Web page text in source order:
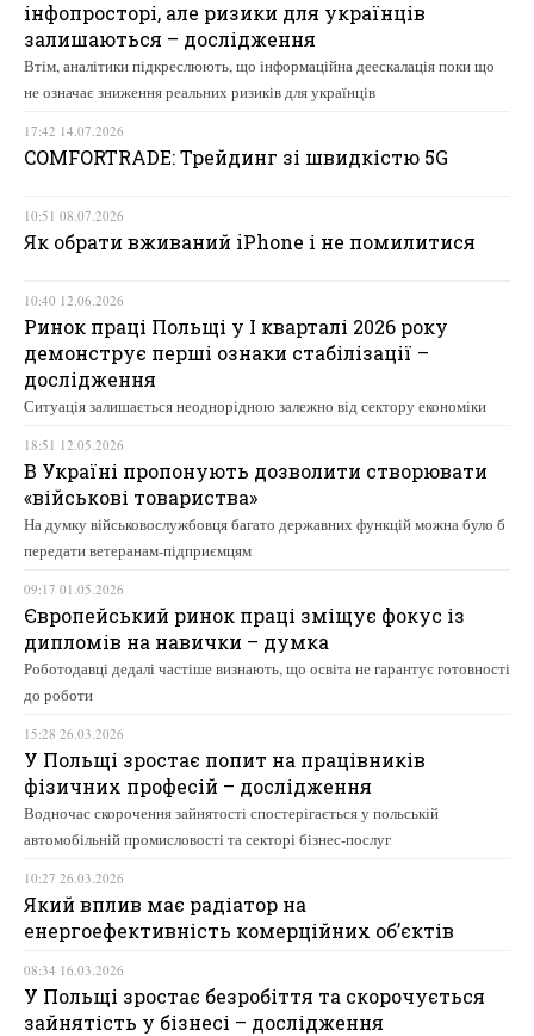
інфопросторі, але ризики для українців
залишаються – дослідження
Втім, аналітики підкреслюють, що інформаційна деескалація поки що
не означає зниження реальних ризиків для українців
17:42 14.07.2026
COMFORTRADE: Трейдинг зі швидкістю 5G
10:51 08.07.2026
Як обрати вживаний iPhone і не помилитися
10:40 12.06.2026
Ринок праці Польщі у І кварталі 2026 року
демонструє перші ознаки стабілізації –
дослідження
Ситуація залишається неоднорідною залежно від сектору економіки
18:51 12.05.2026
В Україні пропонують дозволити створювати
«військові товариства»
На думку військовослужбовця багато державних функцій можна було б
передати ветеранам-підприємцям
09:17 01.05.2026
Європейський ринок праці зміщує фокус із
дипломів на навички – думка
Роботодавці дедалі частіше визнають, що освіта не гарантує готовності
до роботи
15:28 26.03.2026
У Польщі зростає попит на працівників
фізичних професій – дослідження
Водночас скорочення зайнятості спостерігається у польській
автомобільній промисловості та секторі бізнес-послуг
10:27 26.03.2026
Який вплив має радіатор на
енергоефективність комерційних об’єктів
08:34 16.03.2026
У Польщі зростає безробіття та скорочується
зайнятість у бізнесі – дослідження